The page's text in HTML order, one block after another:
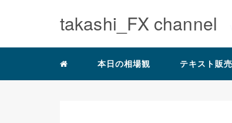
takashi_FX channel
本日の相場観 テキスト販売